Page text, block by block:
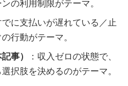
の利用制限がテーマ。
でに支払いが遅れている／止
行動がテーマ。
事）
：収入ゼロの状態で、
択肢を決めるのがテーマ。